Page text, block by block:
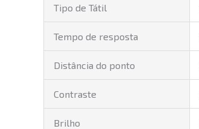
Tipo de Tátil
Tempo de resposta
Distância do ponto
Contraste
Brilho